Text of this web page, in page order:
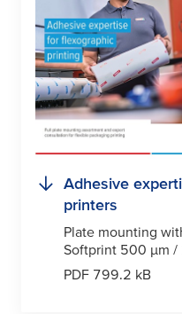
Adhesive
printers
Plate mounting
Softprint 500 µm /
PDF 799.2 kB